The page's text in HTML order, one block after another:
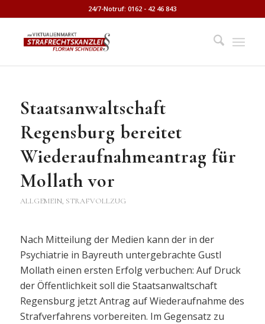
24/7-Notruf: 0162 - 42 46 843
Staatsanwaltschaft
Regensburg bereitet
Wiederaufnahmeantrag für
Mollath vor
ALLGEMEIN, STRAFVOLLZUG
Nach Mitteilung der Medien kann der in der
Psychiatrie in Bayreuth untergebrachte Gustl
Mollath einen ersten Erfolg verbuchen: Auf Druck
der Öffentlichkeit soll die Staatsanwaltschaft
Regensburg jetzt Antrag auf Wiederaufnahme des
Strafverfahrens vorbereiten. Im Gegensatz zu